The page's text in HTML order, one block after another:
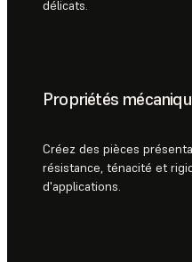
délicats.
Propriétés
Créez des pièces
résistance, ténacité et
d'applications.